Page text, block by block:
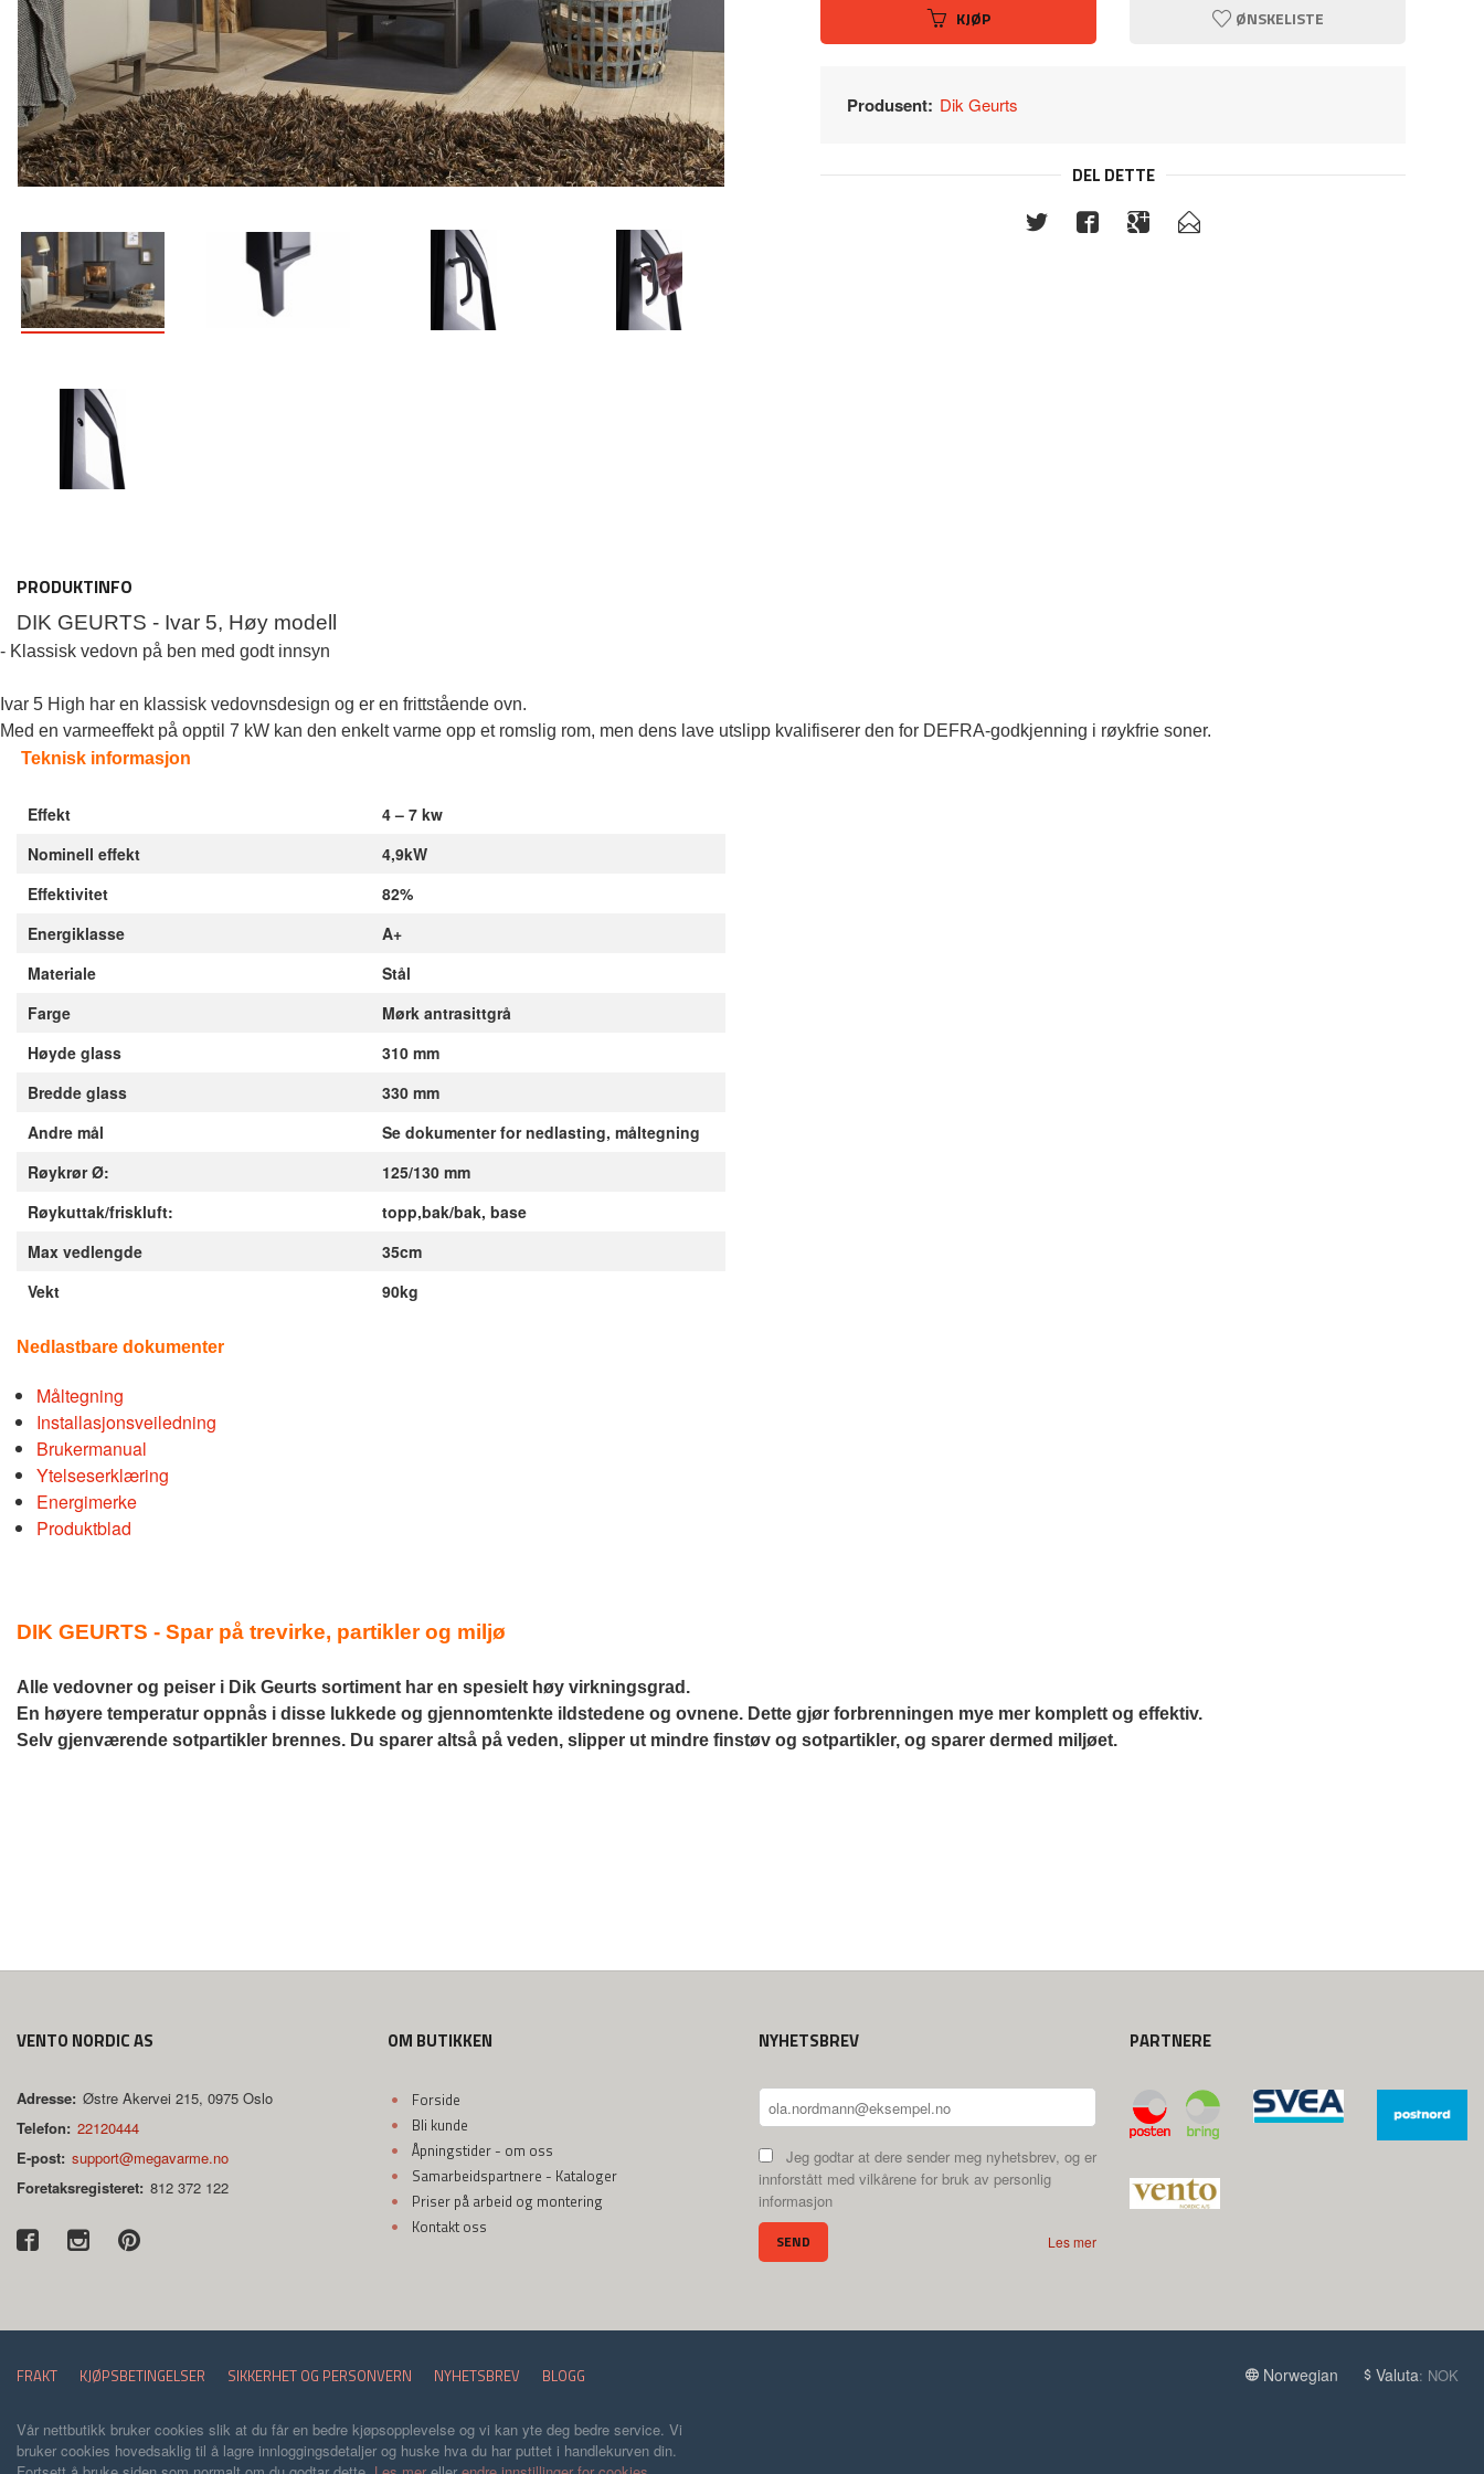
KJØP ØNSKELISTE
Produsent: Dik Geurts
DEL DETTE
PRODUKTINFO
DIK GEURTS - Ivar 5, Høy modell
- Klassisk vedovn på ben med godt innsyn
Ivar 5 High har en klassisk vedovnsdesign og er en frittstående ovn.
Med en varmeeffekt på opptil 7 kW kan den enkelt varme opp et romslig rom, men dens lave utslipp kvalifiserer den for DEFRA-godkjenning i røykfrie soner.
Teknisk informasjon
Effekt
4 – 7 kw
Nominell effekt
4,9kW
Effektivitet
82%
Energiklasse
A+
Materiale
Stål
Farge
Mørk antrasittgrå
Høyde glass
310 mm
Bredde glass
330 mm
Andre mål
Se dokumenter for nedlasting, måltegning
Røykrør Ø:
125/130 mm
Røykuttak/friskluft:
topp,bak/bak, base
Max vedlengde
35cm
Vekt
90kg
Nedlastbare dokumenter
Måltegning
Installasjonsveiledning
Brukermanual
Ytelseserklæring
Energimerke
Produktblad
DIK GEURTS - Spar på trevirke, partikler og miljø
Alle vedovner og peiser i Dik Geurts sortiment har en spesielt høy virkningsgrad.
En høyere temperatur oppnås i disse lukkede og gjennomtenkte ildstedene og ovnene. Dette gjør forbrenningen mye mer komplett og effektiv.
Selv gjenværende sotpartikler brennes. Du sparer altså på veden, slipper ut mindre finstøv og sotpartikler, og sparer dermed miljøet.
VENTO NORDIC AS
Adresse: Østre Akervei 215, 0975 Oslo
Telefon: 22120444
E-post: support@megavarme.no
Foretaksregisteret: 812 372 122
OM BUTIKKEN
Forside
Bli kunde
Åpningstider - om oss
Samarbeidspartnere - Kataloger
Priser på arbeid og montering
Kontakt oss
NYHETSBREV
Jeg godtar at dere sender meg nyhetsbrev, og er
innforstått med vilkårene for bruk av personlig
informasjon
Les mer
PARTNERE
Norwegian Valuta: NOK
FRAKT KJØPSBETINGELSER SIKKERHET OG PERSONVERN NYHETSBREV BLOGG
Vår nettbutikk bruker cookies slik at du får en bedre kjøpsopplevelse og vi kan yte deg bedre service. Vi
bruker cookies hovedsaklig til å lagre innloggingsdetaljer og huske hva du har puttet i handlekurven din.